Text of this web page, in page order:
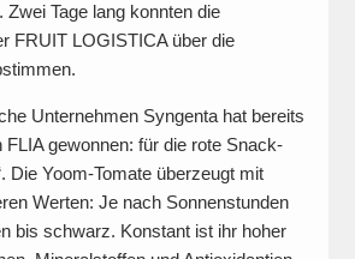
Tage lang konnten die
FRUIT LOGISTICA über die
Unternehmen Syngenta hat bereits
FLIA gewonnen: für die rote Snack-
Die Yoom-Tomate überzeugt mit
Werten: Je nach Sonnenstunden
bis schwarz. Konstant ist ihr hoher